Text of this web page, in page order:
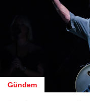
Gündem